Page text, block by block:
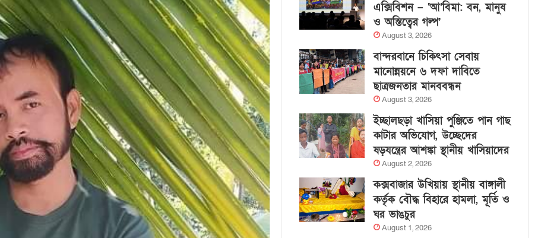
এক্সিবিশন – ‘আ’বিমা: বন, মানুষ
ও অস্তিত্বের গল্প’
August 3, 2026
বান্দরবানে চিকিৎসা সেবায়
মানোন্নয়নে ৬ দফা দাবিতে
ছাত্রজনতার মানববন্ধন
August 3, 2026
ইচ্ছালছড়া খাসিয়া পুঞ্জিতে পান গাছ
কাটার অভিযোগ, উচ্ছেদের
ষড়যন্ত্রের আশঙ্কা স্থানীয় খাসিয়াদের
August 2, 2026
কক্সবাজার উখিয়ায় স্থানীয় বাঙ্গালী
কর্তৃক বৌদ্ধ বিহারে হামলা, মূর্তি ও
ঘর ভাঙচুর
August 1, 2026